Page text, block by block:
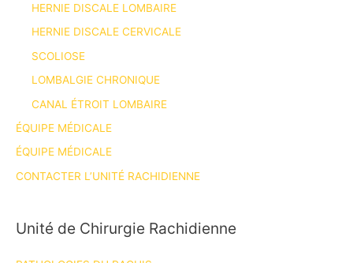
HERNIE DISCALE LOMBAIRE
HERNIE DISCALE CERVICALE
SCOLIOSE
LOMBALGIE CHRONIQUE
CANAL ÉTROIT LOMBAIRE
ÉQUIPE MÉDICALE
ÉQUIPE MÉDICALE
CONTACTER L’UNITÉ RACHIDIENNE
Unité de Chirurgie Rachidienne